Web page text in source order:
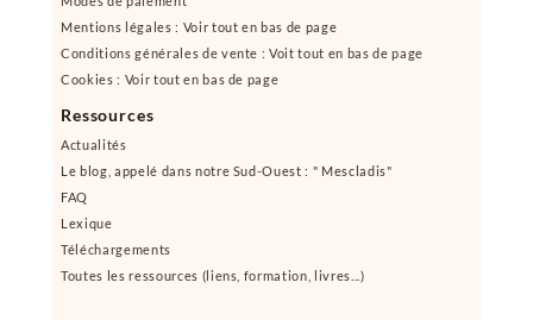
Mentions légales : Voir tout en bas de page
Conditions générales de vente : Voit tout en bas de page
Cookies : Voir tout en bas de page
Ressources
Actualités
Le blog, appelé dans notre Sud-Ouest : " Mescladis"
FAQ
Lexique
Téléchargements
Toutes les ressources (liens, formation, livres...)